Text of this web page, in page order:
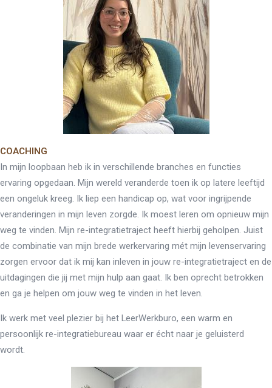
COACHING
In mijn loopbaan heb ik in verschillende branches en functies
ervaring opgedaan. Mijn wereld veranderde toen ik op latere leeftijd
een ongeluk kreeg. Ik liep een handicap op, wat voor ingrijpende
veranderingen in mijn leven zorgde. Ik moest leren om opnieuw mijn
weg te vinden. Mijn re-integratietraject heeft hierbij geholpen. Juist
de combinatie van mijn brede werkervaring mét mijn levenservaring
zorgen ervoor dat ik mij kan inleven in jouw re-integratietraject en de
uitdagingen die jij met mijn hulp aan gaat. Ik ben oprecht betrokken
en ga je helpen om jouw weg te vinden in het leven.
Ik werk met veel plezier bij het LeerWerkburo, een warm en
persoonlijk re-integratiebureau waar er écht naar je geluisterd
wordt.